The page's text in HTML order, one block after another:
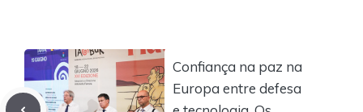
Confiança na paz na
Europa entre defesa